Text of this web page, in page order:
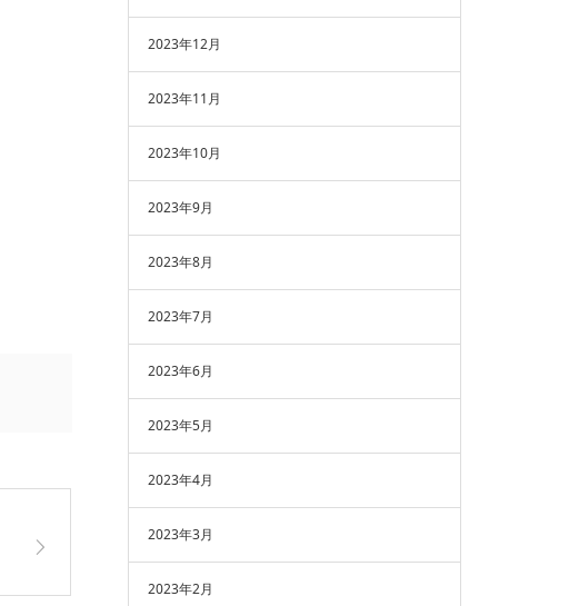
2023年12月
2023年11月
2023年10月
2023年9月
2023年8月
2023年7月
2023年6月
2023年5月
2023年4月
2023年3月
2023年2月